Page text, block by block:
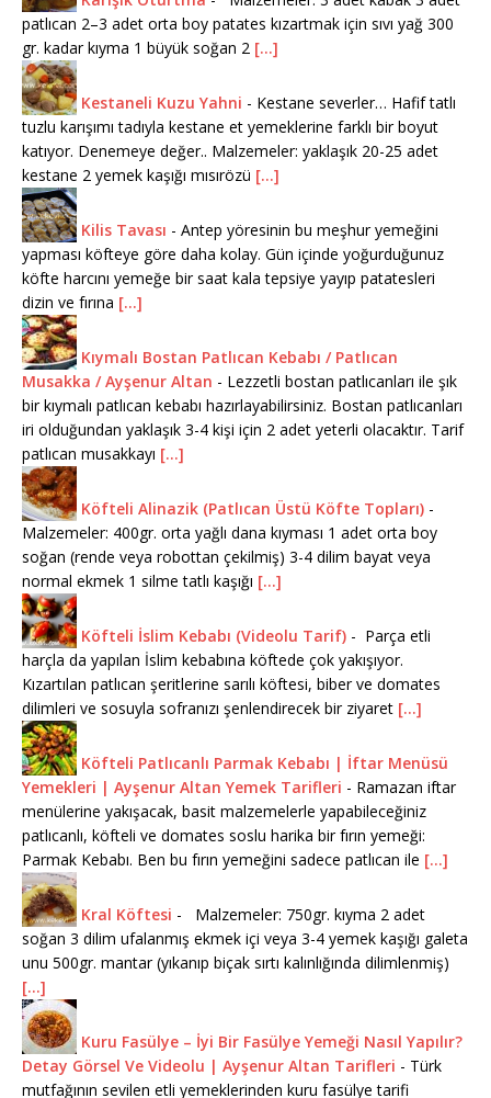
patlıcan 2–3 adet orta boy patates kızartmak için sıvı yağ 300
gr. kadar kıyma 1 büyük soğan 2 [...]
Kestaneli Kuzu Yahni - Kestane severler… Hafif tatlı
tuzlu karışımı tadıyla kestane et yemeklerine farklı bir boyut
katıyor. Denemeye değer.. Malzemeler: yaklaşık 20-25 adet
kestane 2 yemek kaşığı mısırözü [...]
Kilis Tavası - Antep yöresinin bu meşhur yemeğini
yapması köfteye göre daha kolay. Gün içinde yoğurduğunuz
köfte harcını yemeğe bir saat kala tepsiye yayıp patatesleri
dizin ve fırına [...]
Kıymalı Bostan Patlıcan Kebabı / Patlıcan
Musakka / Ayşenur Altan - Lezzetli bostan patlıcanları ile şık
bir kıymalı patlıcan kebabı hazırlayabilirsiniz. Bostan patlıcanları
iri olduğundan yaklaşık 3-4 kişi için 2 adet yeterli olacaktır. Tarif
patlıcan musakkayı [...]
Köfteli Alinazik (Patlıcan Üstü Köfte Topları) -
Malzemeler: 400gr. orta yağlı dana kıyması 1 adet orta boy
soğan (rende veya robottan çekilmiş) 3-4 dilim bayat veya
normal ekmek 1 silme tatlı kaşığı [...]
Köfteli İslim Kebabı (Videolu Tarif) - Parça etli
harçla da yapılan İslim kebabına köftede çok yakışıyor.
Kızartılan patlıcan şeritlerine sarılı köftesi, biber ve domates
dilimleri ve sosuyla sofranızı şenlendirecek bir ziyaret [...]
Köfteli Patlıcanlı Parmak Kebabı | İftar Menüsü
Yemekleri | Ayşenur Altan Yemek Tarifleri - Ramazan iftar
menülerine yakışacak, basit malzemelerle yapabileceğiniz
patlıcanlı, köfteli ve domates soslu harika bir fırın yemeği:
Parmak Kebabı. Ben bu fırın yemeğini sadece patlıcan ile [...]
Kral Köftesi -
Malzemeler: 750gr. kıyma 2 adet
soğan 3 dilim ufalanmış ekmek içi veya 3-4 yemek kaşığı galeta
unu 500gr. mantar (yıkanıp biçak sırtı kalınlığında dilimlenmiş)
[...]
Kuru Fasülye – İyi Bir Fasülye Yemeği Nasıl Yapılır?
Detay Görsel Ve Videolu | Ayşenur Altan Tarifleri - Türk
mutfağının sevilen etli yemeklerinden kuru fasülye tarifi